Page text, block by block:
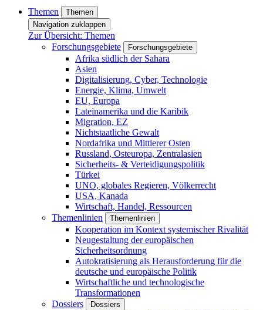
Themen
Themen
Navigation zuklappen
Zur Übersicht: Themen
Forschungsgebiete
Forschungsgebiete
Afrika südlich der Sahara
Asien
Digitalisierung, Cyber, Technologie
Energie, Klima, Umwelt
EU, Europa
Lateinamerika und die Karibik
Migration, EZ
Nichtstaatliche Gewalt
Nordafrika und Mittlerer Osten
Russland, Osteuropa, Zentralasien
Sicherheits- & Verteidigungspolitik
Türkei
UNO, globales Regieren, Völkerrecht
USA, Kanada
Wirtschaft, Handel, Ressourcen
Themenlinien
Themenlinien
Kooperation im Kontext systemischer Rivalität
Neugestaltung der europäischen
Sicherheitsordnung
Autokratisierung als Herausforderung für die
deutsche und europäische Politik
Wirtschaftliche und technologische
Transformationen
Dossiers
Dossiers